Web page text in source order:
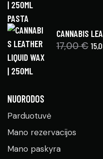
CANNABIS
17,00€
NUORODOS
Parduotuvė
Mano rezervacijos
Mano paskyra